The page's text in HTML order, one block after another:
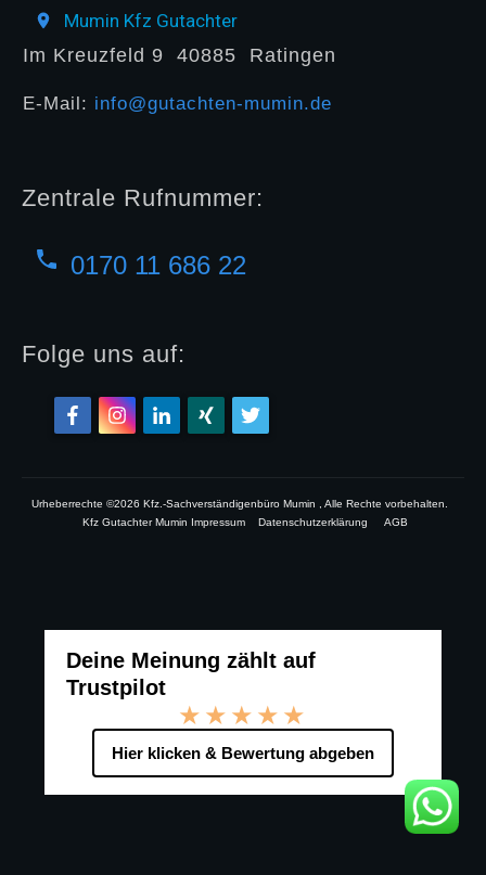
Mumin Kfz Gutachter
Im Kreuzfeld 9 40885 Ratingen
E-Mail: info@gutachten-mumin.de
Zentrale Rufnummer:
0170 11 686 22
Folge uns auf:
Urheberrechte ©2026 Kfz.-Sachverständigenbüro Mumin , Alle Rechte vorbehalten.
Kfz Gutachter Mumin Impressum
Datenschutzerklärung AGB
Deine Meinung zählt auf
Trustpilot
★★★★★
Hier klicken & Bewertung abgeben